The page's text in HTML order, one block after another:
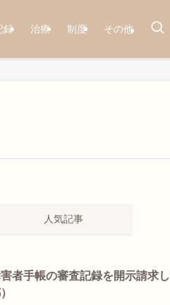
録 治療 制度 その他
人気記事
害者手帳の審査記録を開示請求